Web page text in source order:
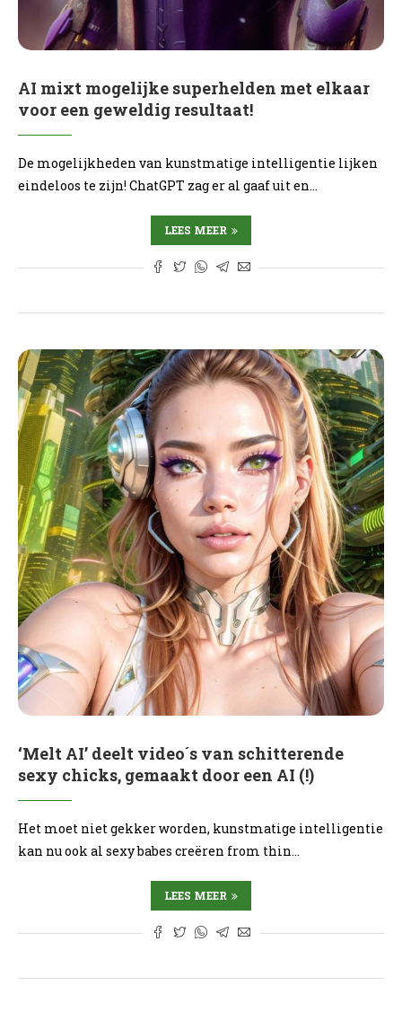
AI mixt mogelijke superhelden met elkaar
voor een geweldig resultaat!
De mogelijkheden van kunstmatige intelligentie lijken
eindeloos te zijn! ChatGPT zag er al gaaf uit en…
LEES MEER
‘Melt AI’ deelt video´s van schitterende
sexy chicks, gemaakt door een AI (!)
Het moet niet gekker worden, kunstmatige intelligentie
kan nu ook al sexy babes creëren from thin…
LEES MEER